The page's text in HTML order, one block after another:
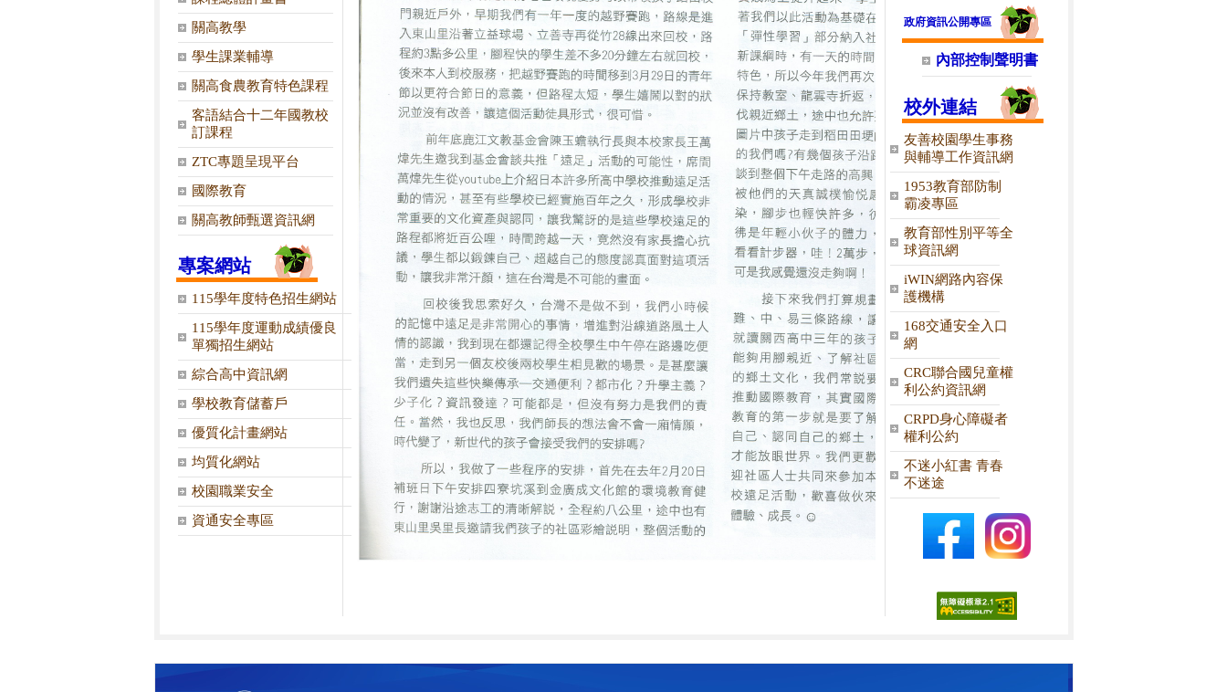
關高教學
學生課業輔導
關高食農教育特色課程
客語結合十二年國教校
訂課程
ZTC專題呈現平台
國際教育
關高教師甄選資訊網
專案網站
115學年度特色招生網站
115學年度運動成績優良
單獨招生網站
綜合高中資訊網
學校教育儲蓄戶
優質化計畫網站
均質化網站
校園職業安全
資通安全專區
政府資訊公開專區
內部控制聲明書
校外連結
友善校園學生事務
與輔導工作資訊網
1953教育部防制
霸凌專區
教育部性別平等全
球資訊網
iWIN網路內容保
護機構
168交通安全入口
網
CRC聯合國兒童權
利公約資訊網
CRPD身心障礙者
權利公約
不迷小紅書 青春
不迷途